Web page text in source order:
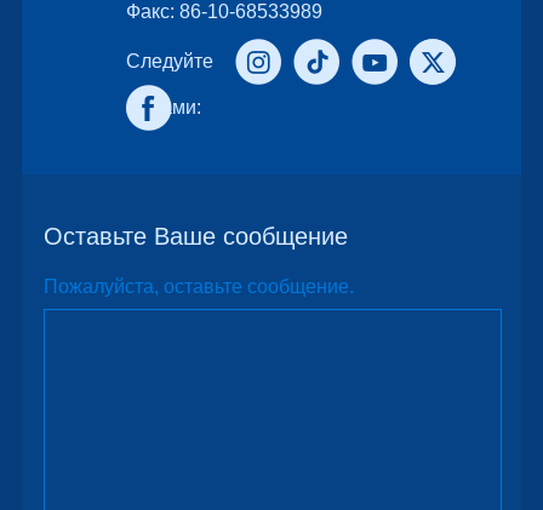
Факс: 86-10-68533989
Следуйте
за нами:
Оставьте Ваше сообщение
Пожалуйста, оставьте сообщение.